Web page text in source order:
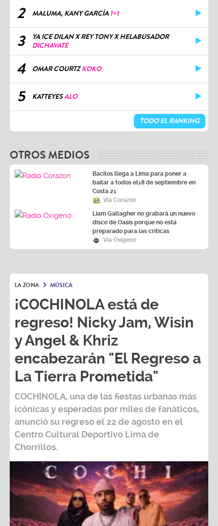
2 MALUMA, KANY GARCÍA 1+1
3
YA ICE DILAN X REY TONY X HELABUSADOR
DICHAVATE
4 OMAR COURTZKOKO
5 KATTEYESALO
TODO EL RANKING
OTROS MEDIOS
Bacilos llega a Lima para poner a
bailar a todos el18 de septiembre en
Costa 21
Vía Corazón
Liam Gallagher no grabará un nuevo
disco de Oasis porque no está
preparado para las críticas
Vía Oxígeno
LA ZONA MÚSICA
¡COCHINOLA está de
regreso! Nicky Jam, Wisin
y Angel & Khriz
encabezarán "El Regreso a
La Tierra Prometida"
COCHINOLA, una de las fiestas urbanas más
icónicas y esperadas por miles de fanáticos,
anunció su regreso el 22 de agosto en el
Centro Cultural Deportivo Lima de
Chorrillos.